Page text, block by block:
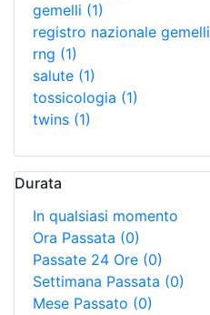
gemelli (1)
registro nazionale gemelli
rng (1)
salute (1)
tossicologia (1)
twins (1)
Durata
In qualsiasi momento
Ora Passata (0)
Passate 24 Ore (0)
Settimana Passata (0)
Mese Passato (0)